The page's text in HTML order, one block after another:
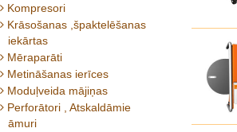
Kompresori
Krāsošanas ,špaktelēšanas
iekārtas
Mēraparāti
Metināšanas ierīces
Moduļveida mājiņas
Perforātori , Atskaldāmie
āmuri